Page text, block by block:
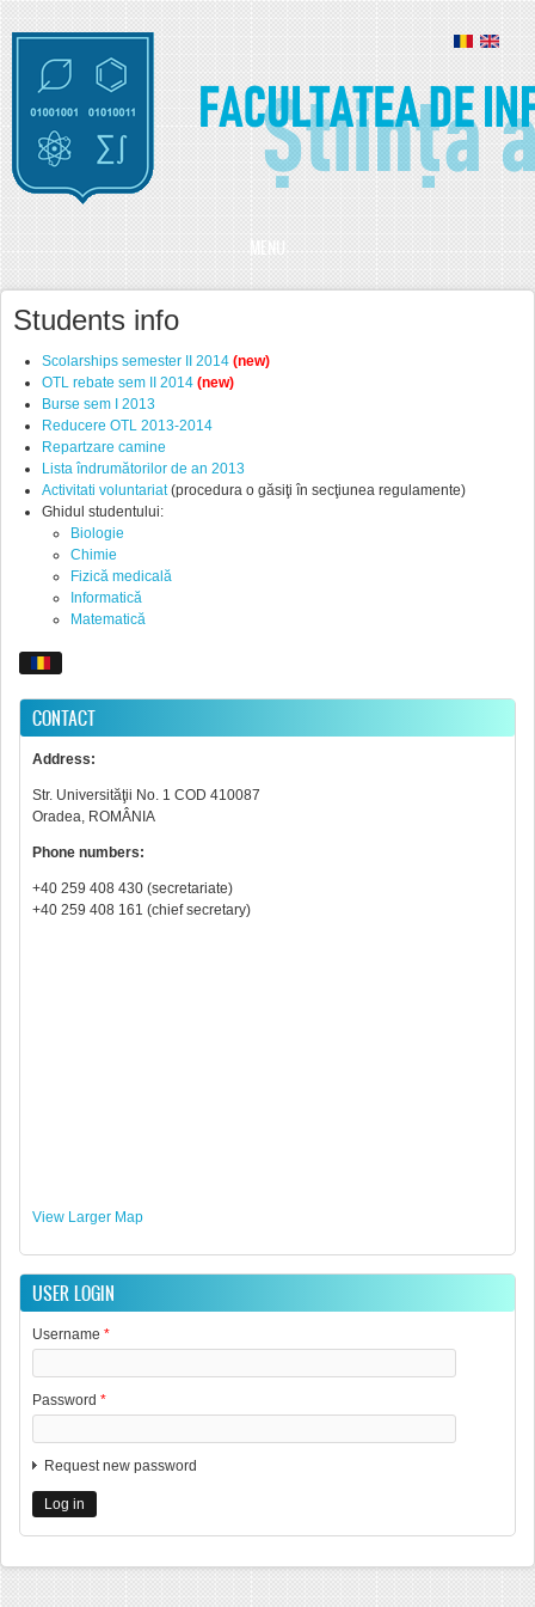
Skip to main content
MENU
Students info
Scolarships semester II 2014 (new)
OTL rebate sem II 2014 (new)
Burse sem I 2013
Reducere OTL 2013-2014
Repartzare camine
Lista îndrumătorilor de an 2013
Activitati voluntariat(procedura o găsiţi în secţiunea regulamente)
Ghidul studentului:
Biologie
Chimie
Fizică medicală
Informatică
Matematică
CONTACT
Address:
Str. Universităţii No. 1 COD 410087
Oradea, ROMÂNIA
Phone numbers:
+40 259 408 430 (secretariate)
+40 259 408 161 (chief secretary)
View Larger Map
USER LOGIN
Username *
Password *
Request new password